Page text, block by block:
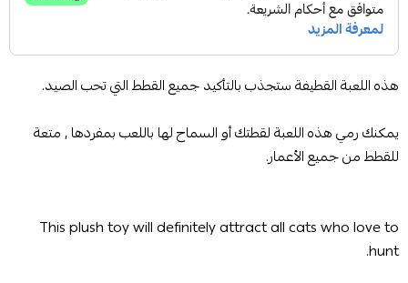
هذه اللعبة القطيفة ستجذب بالتأكيد جميع القطط التي تحب الصيد.
يمكنك رمي هذه اللعبة لقطتك أو السماح لها باللعب بمفردها , متعة
للقطط من جميع الأعمار.
This plush toy will definitely attract all cats who love to
hunt.